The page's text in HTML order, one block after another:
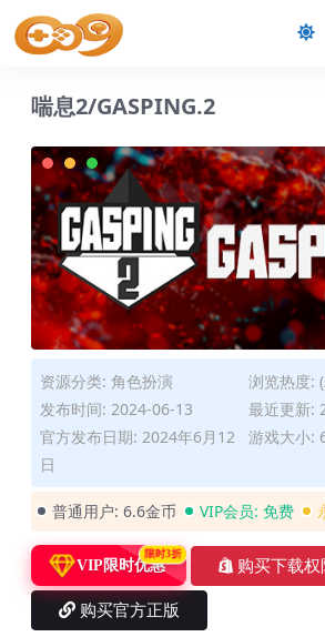
喘息2/GASPING.2
资源分类: 角色扮演
浏览热度:
发布时间: 2024-06-13
最近更新:
官方发布日期: 2024年6月12
日
游戏大小:
普通用户: 6.6金币 VIP会员: 免费
VIP限时优惠
限时3折
购买下载权
购买官方正版